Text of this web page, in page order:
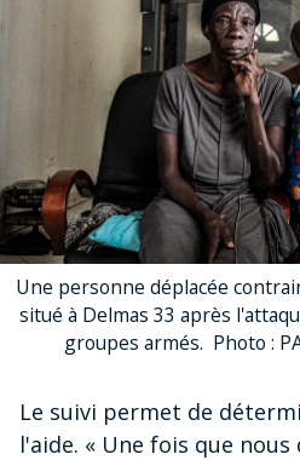
Une personne déplacée
situé à Delmas 33 après
groupes armés. Photo :
Le suivi permet de
l'aide. « Une fois que nous